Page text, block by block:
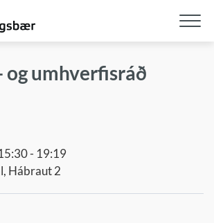
og umhverfisráð
- 19:19
Hábraut 2
Opna